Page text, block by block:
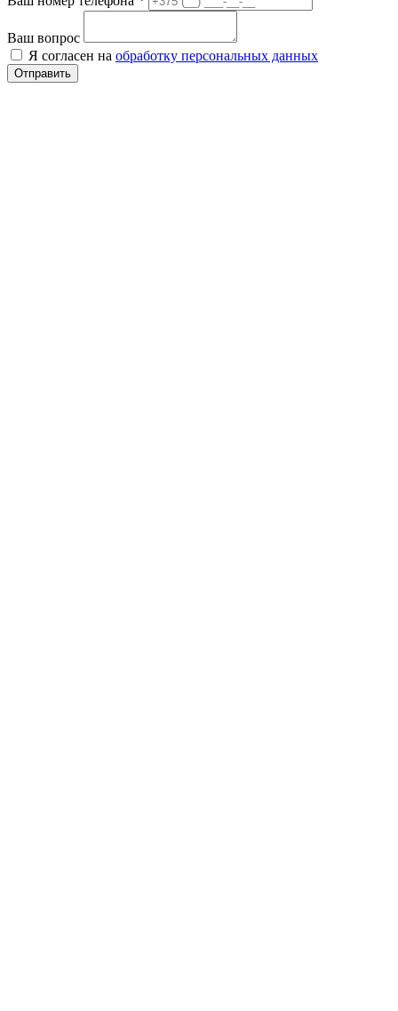
Ваш вопрос
Я согласен на обработку персональных данных
Отправить